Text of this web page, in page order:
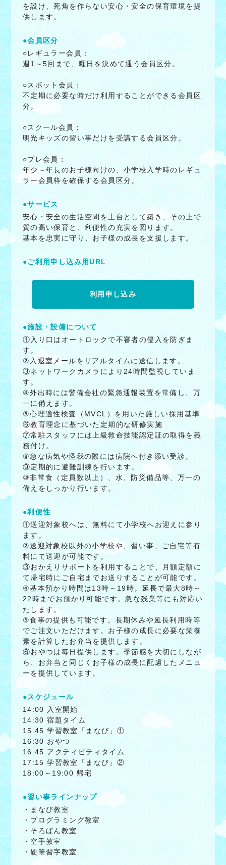
を設け、死角を作らない安心・安全の保育環境を提
供します。
●会員区分
○レギュラー会員：
週1～5回まで、曜日を決めて通う会員区分。
○スポット会員：
不定期に必要な時だけ利用することができる会員区
分。
○スクール会員：
明光キッズの習い事だけを受講する会員区分。
○プレ会員：
年少～年長のお子様向けの、小学校入学時のレギュ
ラー会員枠を確保する会員区分。
●サービス
安心・安全の生活空間を土台として築き、その上で
質の高い保育と、利便性の充実を図ります。
基本を忠実に守り、お子様の成長を支援します。
●ご利用申し込み用URL
利用申し込み
●施設・設備について
①入り口はオートロックで不審者の侵入を防ぎま
す。
②入退室メールをリアルタイムに送信します。
③ネットワークカメラにより24時間監視していま
す。
④外出時には警備会社の緊急通報装置を常備し、万
一に備えます。
⑤心理適性検査（MVCL）を用いた厳しい採用基準
⑥教育理念に基づいた定期的な研修実施
⑦常駐スタッフには上級救命技能認定証の取得を義
務付け。
⑧急な病気や怪我の際には病院へ付き添い受診。
⑨定期的に避難訓練を行います。
⑩非常食（定員数以上）、水、防災備品等、万一の
備えをしっかり行います。
●利便性
①送迎対象校へは、無料にて小学校へお迎えに参り
ます。
②送迎対象校以外の小学校や、習い事、ご自宅等有
料にて送迎が可能です。
③おかえりサポートを利用することで、月額定額に
て帰宅時にご自宅までお送りすることが可能です。
④基本預かり時間は13時～19時。延長で最大8時～
22時までお預かり可能です。急な残業等にも対応い
たします。
⑤食事の提供も可能です。長期休みや延長利用時等
でご注文いただけます。お子様の成長に必要な栄養
素を計算したお弁当を提供します。
⑥おやつは毎日提供します。季節感を大切にしなが
ら、お弁当と同じくお子様の成長に配慮したメニュ
ーを提供しています。
●スケジュール
14:00 入室開始
14:30 宿題タイム
15:45 学習教室「まなび」①
16:30 おやつ
16:45 アクティビティタイム
17:15 学習教室「まなび」②
18:00～19:00 帰宅
●習い事ラインナップ
・まなび教室
・プログラミング教室
・そろばん教室
・空手教室
・硬筆習字教室